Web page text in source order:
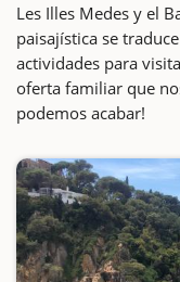
Les Illes Medes y el
paisajística se
actividades para
oferta familiar que
podemos acabar!